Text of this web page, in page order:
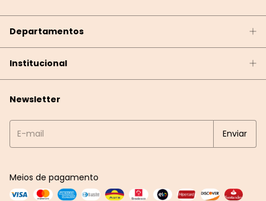
Departamentos
Institucional
Newsletter
Meios de pagamento